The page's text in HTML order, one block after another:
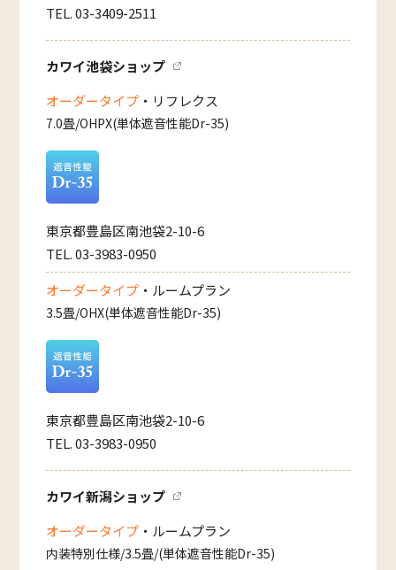
TEL. 03-3409-2511
カワイ池袋ショップ
オーダータイプ ・リフレクス
7.0畳/OHPX(単体遮音性能Dr-35)
東京都豊島区南池袋2-10-6
TEL. 03-3983-0950
オーダータイプ ・ルームプラン
3.5畳/OHX(単体遮音性能Dr-35)
東京都豊島区南池袋2-10-6
TEL. 03-3983-0950
カワイ新潟ショップ
オーダータイプ ・ルームプラン
内装特別仕様/3.5畳/(単体遮音性能Dr-35)